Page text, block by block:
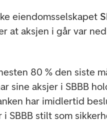
eiendomsselskapet
at aksjen i går var
80 % den siste
sine aksjer i SBBB
har imidlertid
i SBBB stilt som